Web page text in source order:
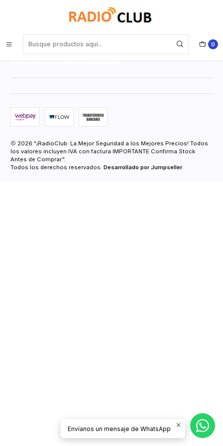
0
2026 "¡RadioClub: La Mejor Seguridad a los Mejores Precios! Todos
los valores incluyen IVA con factura IMPORTANTE Confirma Stock
Antes de Comprar.".
Todos los derechos reservados. Desarrollado por Jumpseller.
Envíanos un mensaje de WhatsApp